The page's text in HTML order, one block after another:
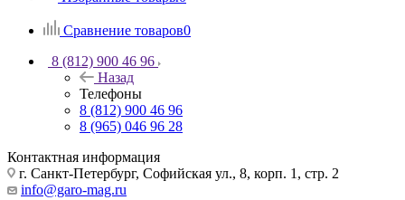
Сравнение товаров0
8 (812) 900 46 96
Назад
Телефоны
8 (812) 900 46 96
8 (965) 046 96 28
Контактная информация
г. Санкт-Петербург, Софийская ул., 8, корп. 1, стр. 2
info@garo-mag.ru